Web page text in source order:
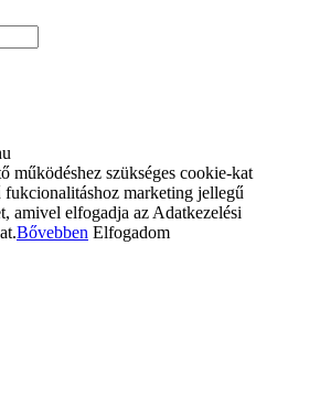
működéshez szükséges cookie-kat
fukcionalitáshoz marketing jellegű
amivel elfogadja az Adatkezelési
Bővebben Elfogadom